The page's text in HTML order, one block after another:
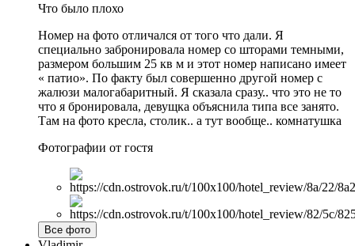
Что было плохо
Номер на фото отличался от того что дали. Я
специально забронировала номер со шторами темными,
размером большим 25 кв м и этот номер написано имеет
« патио». По факту был совершенно другой номер с
жалюзи малогабаритный. Я сказала сразу.. что это не то
что я бронировала, девущка объяснила типа все занято.
Там на фото кресла, столик.. а тут вообще.. комнатушка
Фотографии от гостя
Все фото